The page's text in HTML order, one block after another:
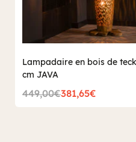
Lampadaire en bois de
cm JAVA
449,00€381,65€